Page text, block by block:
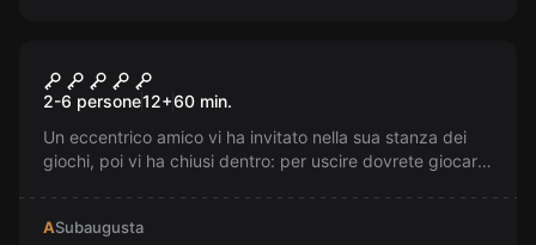
Giocattolaio
2-6 persone12+60 min.
Un eccentrico amico vi ha invitato nella sua stanza dei
giochi, poi vi ha chiusi dentro: per uscire dovrete giocare
ASubaugusta